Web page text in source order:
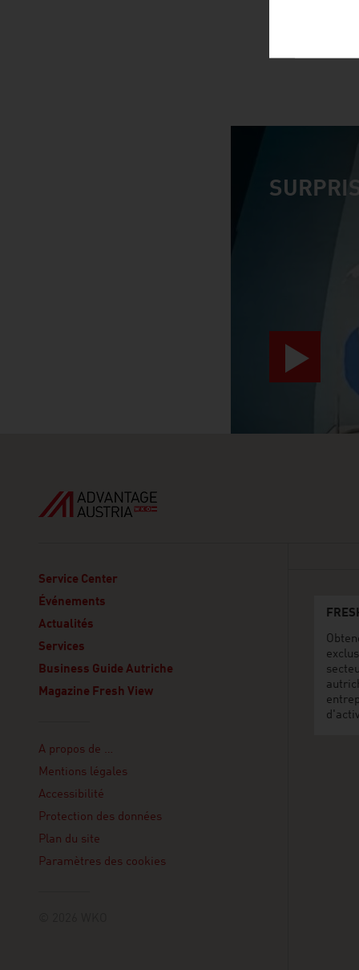
Service Center
Événements
Actualités
Services
Business Guide Autriche
Magazine Fresh View
A propos de …
Mentions légales
Accessibilité
Protection des données
Plan du site
Paramètres des cookies